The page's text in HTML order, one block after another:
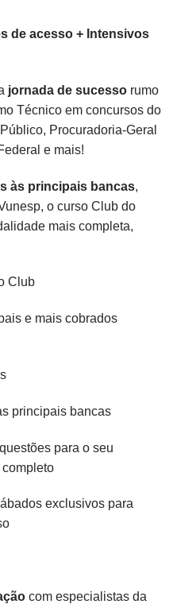
de acesso + Intensivos
jornada de sucesso rumo
Técnico em concursos do
Procuradoria-Geral
e mais!
às principais bancas,
o curso Club do
mais completa,
Club
e mais cobrados
principais bancas
para o seu
exclusivos para
com especialistas da